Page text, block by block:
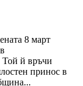
8 март
Той й връчи
принос в